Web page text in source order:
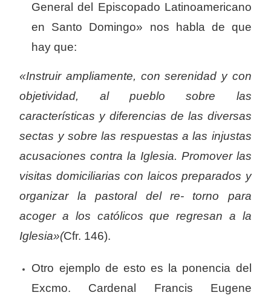
General del Episcopado Latinoamericano
en Santo Domingo» nos habla de que
hay que:
«Instruir ampliamente, con serenidad y con
objetividad, al pueblo sobre las
características y diferencias de las diversas
sectas y sobre las respuestas a las injustas
acusaciones contra la Iglesia. Promover las
visitas domiciliarias con laicos preparados y
organizar la pastoral del re- torno para
acoger a los católicos que regresan a la
Iglesia»(Cfr. 146).
Otro ejemplo de esto es la ponencia del
Excmo. Cardenal Francis Eugene